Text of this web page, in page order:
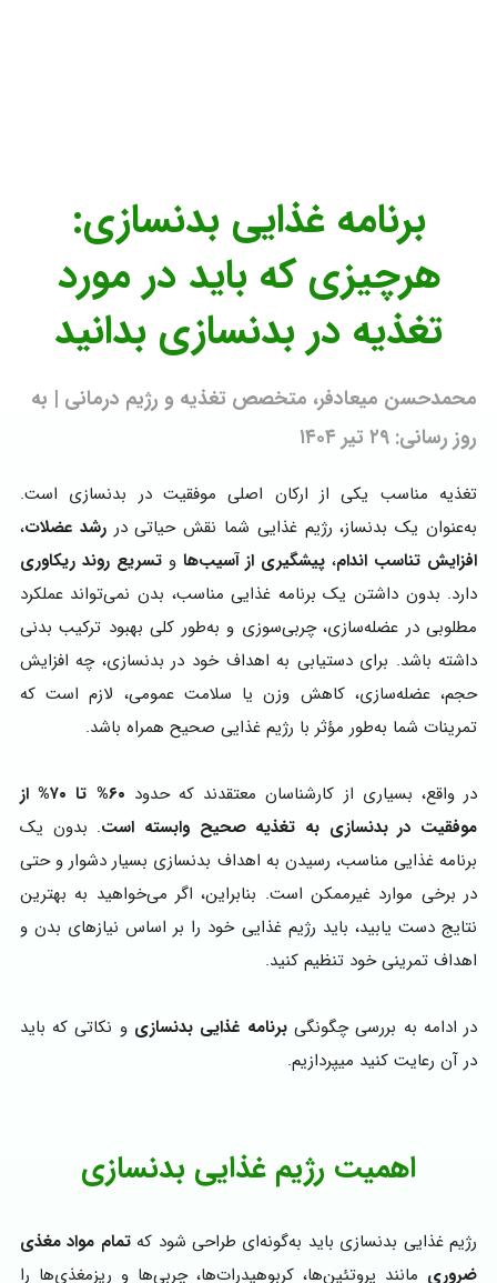
برنامه غذایی بدنسازی:
هرچیزی که باید در مورد
تغذیه در بدنسازی بدانید
محمدحسن میعادفر، متخصص تغذیه و رژیم درمانی | به
روز رسانی: ۲۹ تیر ۱۴۰۴
تغذیه مناسب یکی از ارکان اصلی موفقیت در بدنسازی است.
به‌عنوان یک بدنساز، رژیم غذایی شما نقش حیاتی دررشد عضلات،
افزایش تناسب اندام، پیشگیری از آسیب‌ها و تسریع روند ریکاوری
دارد. بدون داشتن یک برنامه غذایی مناسب، بدن نمی‌تواند عملکرد
مطلوبی در عضله‌سازی، چربی‌سوزی و به‌طور کلی بهبود ترکیب بدنی
داشته باشد. برای دستیابی به اهداف خود در بدنسازی، چه افزایش
حجم، عضله‌سازی، کاهش وزن یا سلامت عمومی، لازم است که
تمرینات شما به‌طور مؤثر با رژیم غذایی صحیح همراه باشد.
در واقع، بسیاری از کارشناسان معتقدند که حدود
۶۰% تا ۷۰% از
موفقیت در بدنسازی به تغذیه صحیح وابسته است. بدون یک
برنامه غذایی مناسب، رسیدن به اهداف بدنسازی بسیار دشوار و حتی
در برخی موارد غیرممکن است. بنابراین، اگر می‌خواهید به بهترین
نتایج دست یابید، باید رژیم غذایی خود را بر اساس نیازهای بدن و
اهداف تمرینی خود تنظیم کنید.
در ادامه به بررسی چگونگی برنامه غذایی بدنسازی و نکاتی که باید
در آن رعایت کنید میپردازیم.
اهمیت رژیم غذایی بدنسازی
رژیم غذایی بدنسازی باید به‌گونه‌ای طراحی شود کهتمام مواد مغذی
ضروری مانند پروتئین‌ها، کربوهیدرات‌ها، چربی‌ها و ریزمغذی‌ها را